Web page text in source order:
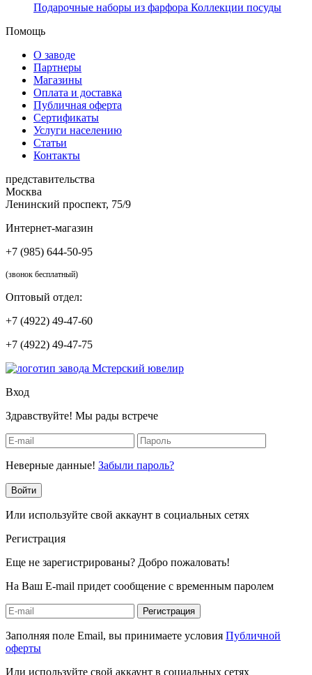
Подарочные наборы из фарфора Коллекции посуды
Помощь
О заводе
Партнеры
Магазины
Оплата и доставка
Публичная оферта
Сертификаты
Услуги населению
Статьи
Контакты
представительства
Москва
Ленинский проспект, 75/9
Интернет-магазин
+7 (985) 644-50-95
(звонок бесплатный)
Оптовый отдел:
+7 (4922) 49-47-60
+7 (4922) 49-47-75
Вход
Здравствуйте! Мы рады встрече
Неверные данные! Забыли пароль?
Войти
Или используйте свой аккаунт в социальных сетях
Регистрация
Еще не зарегистрированы? Добро пожаловать!
На Ваш E-mail придет сообщение с временным паролем
Регистрация
Заполняя поле Email, вы принимаете условия Публичной
оферты
Или используйте свой аккаунт в социальных сетях